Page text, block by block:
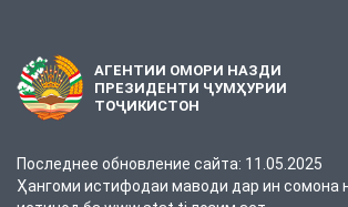
АГЕНТИИ ОМОРИ НАЗДИ
ПРЕЗИДЕНТИ ҶУМҲУРИИ
ТОҶИКИСТОН
Последнее обновление сайта: 11.05.2025
Ҳангоми истифодаи маводи дар ин сомона